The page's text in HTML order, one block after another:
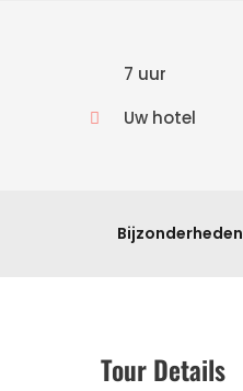
7 uur
Uw hotel
Bijzonderheden
Tour Details